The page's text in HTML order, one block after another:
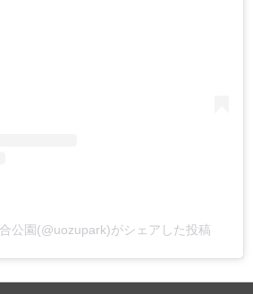
公園(@uozupark)がシェアした投稿